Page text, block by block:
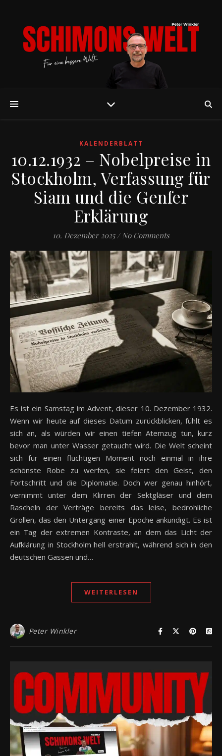
KALENDERBLATT
10.12.1932 – Nobelpreise in
Stockholm, Verfassung für
Siam und die Genfer
Erklärung
10. Dezember 2025 / No Comments
Es ist ein Samstag im Advent, dieser 10. Dezember 1932.
Wenn wir heute auf dieses Datum zurückblicken, fühlt es
sich an, als würden wir einen tiefen Atemzug tun, kurz
bevor man unter Wasser getaucht wird. Die Welt scheint
sich für einen flüchtigen Moment noch einmal in ihre
schönste Robe zu werfen, sie feiert den Geist, den
Fortschritt und die Diplomatie. Doch wer genau hinhört,
vernimmt unter dem Klirren der Sektgläser und dem
Rascheln der Verträge bereits das leise, bedrohliche
Grollen, das den Untergang einer Epoche ankündigt. Es ist
ein Tag der extremen Kontraste, an dem das Licht der
Aufklärung in Stockholm hell erstrahlt, während sich in den
deutschen Gassen und…
WEITERLESEN
Peter Winkler